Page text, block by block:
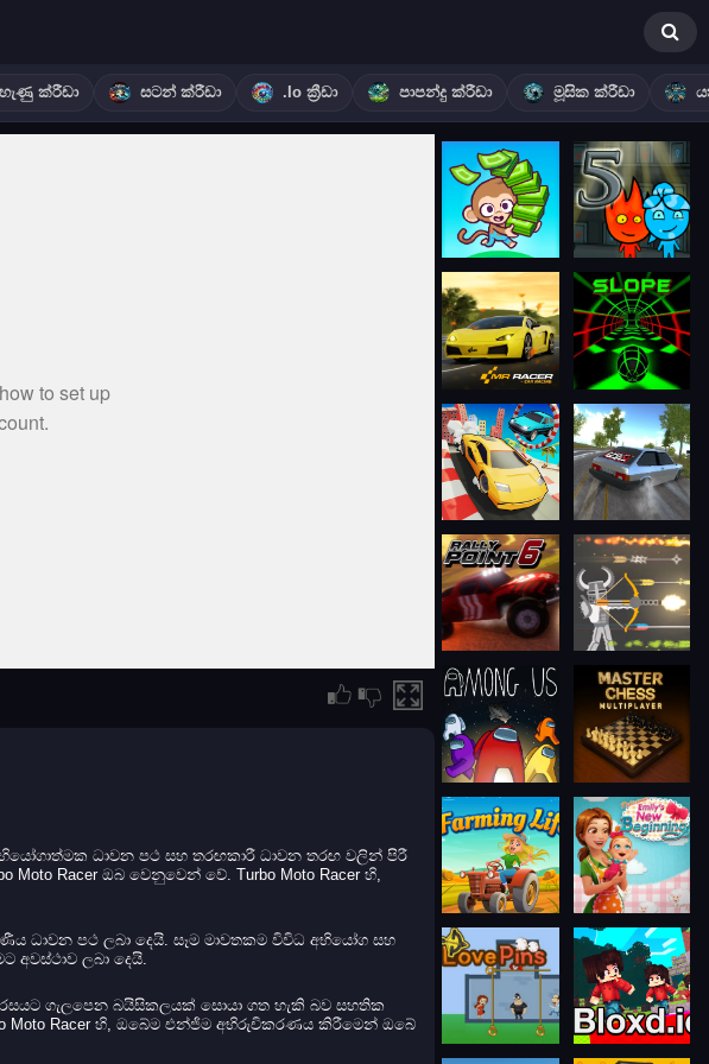
ක්රීඩා සටන් ක්රීඩා .io ක්‍රීඩා පාපන්දු ක්රීඩා මූසික ක්රීඩා
ධාවන පථ සහ තරඟකාරී ධාවන තරඟ වලින් පිරී
Racer ඔබ වෙනුවෙන් වේ. Turbo Moto Racer හි,
ධාවන පථ ලබා දෙයි. සෑම මාවතකම විවිධ අභියෝග සහ
අවස්ථාව ලබා දෙයි.
ගැලපෙන බයිසිකලයක් සොයා ගත හැකි බව සහතික
Racer හි, ඔබේම එන්ජිම අභිරුචිකරණය කිරීමෙන් ඔබේ